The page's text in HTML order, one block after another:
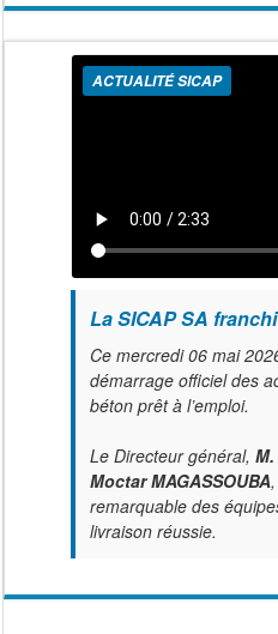
ACTUALITÉ SICAP
La SICAP SA
Ce mercredi 06 mai
démarrage officiel des
béton prêt à l’emploi.
Le Directeur général,
Moctar MAGASSOUBA
remarquable des
livraison réussie.